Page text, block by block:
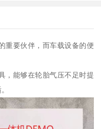
重要伙伴，而车载设备的便
，能够在轮胎气压不足时提